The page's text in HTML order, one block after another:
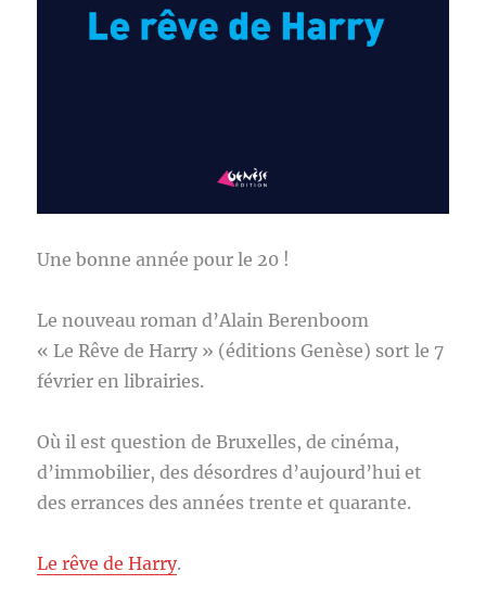
Une bonne année pour le 20 !
Le nouveau roman d’Alain Berenboom
« Le Rêve de Harry » (éditions Genèse) sort le 7
février en librairies.
Où il est question de Bruxelles, de cinéma,
d’immobilier, des désordres d’aujourd’hui et
des errances des années trente et quarante.
Le rêve de Harry.